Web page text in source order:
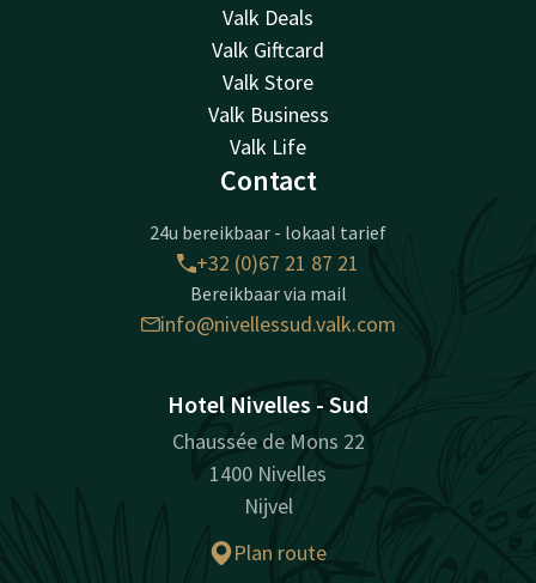
Valk Deals
Valk Giftcard
Valk Store
Valk Business
Valk Life
Contact
24u bereikbaar - lokaal tarief
+32 (0)67 21 87 21
Bereikbaar via mail
info@nivellessud.valk.com
Hotel Nivelles - Sud
Chaussée de Mons 22
1400 Nivelles
Nijvel
Plan route